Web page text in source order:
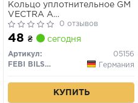
Кольцо уплотнительное GM
VECTRA A
14NV/16SV/E16NZ/C16NZ/
0 отзывов
48 ₴ сегодня
Артикул:
05156
FEBI BILSTEIN
Германия
КУПИТЬ